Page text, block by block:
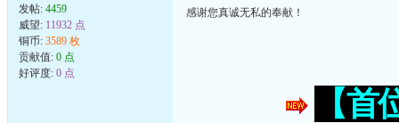
发帖: 4459
威望: 11932 点
铜币: 3589 枚
贡献值: 0 点
好评度: 0 点
感谢您真诚无私的奉献！
【